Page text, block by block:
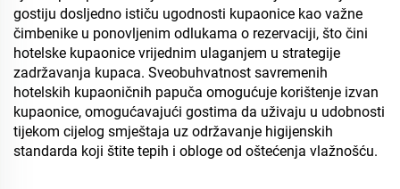
gostiju dosljedno ističu ugodnosti kupaonice kao važne
čimbenike u ponovljenim odlukama o rezervaciji, što čini
hotelske kupaonice vrijednim ulaganjem u strategije
zadržavanja kupaca. Sveobuhvatnost savremenih
hotelskih kupaoničnih papuča omogućuje korištenje izvan
kupaonice, omogućavajući gostima da uživaju u udobnosti
tijekom cijelog smještaja uz održavanje higijenskih
standarda koji štite tepih i obloge od oštećenja vlažnošću.